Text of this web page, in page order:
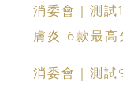
消委會｜測試
膚炎 6款最高
消委會｜測試